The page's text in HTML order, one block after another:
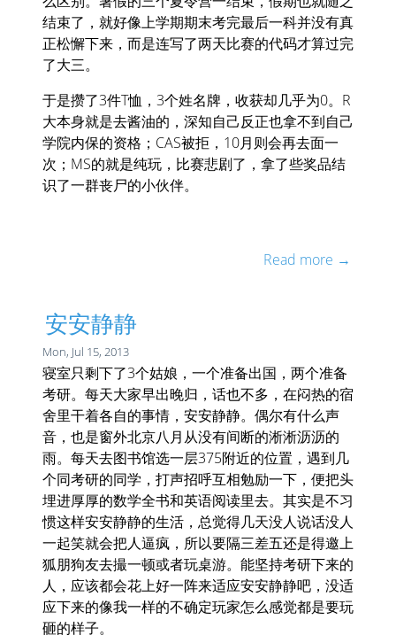
结束了，就好像上学期期末考完最后一科并没有真
正松懈下来，而是连写了两天比赛的代码才算过完
了大三。
于是攒了3件T恤，3个姓名牌，收获却几乎为0。R
大本身就是去酱油的，深知自己反正也拿不到自己
学院内保的资格；CAS被拒，10月则会再去面一
次；MS的就是纯玩，比赛悲剧了，拿了些奖品结
识了一群丧尸的小伙伴。
Read more →
安安静静
Mon, Jul 15, 2013
寝室只剩下了3个姑娘，一个准备出国，两个准备
考研。每天大家早出晚归，话也不多，在闷热的宿
舍里干着各自的事情，安安静静。偶尔有什么声
音，也是窗外北京八月从没有间断的淅淅沥沥的
雨。每天去图书馆选一层375附近的位置，遇到几
个同考研的同学，打声招呼互相勉励一下，便把头
埋进厚厚的数学全书和英语阅读里去。其实是不习
惯这样安安静静的生活，总觉得几天没人说话没人
一起笑就会把人逼疯，所以要隔三差五还是得邀上
狐朋狗友去撮一顿或者玩桌游。能坚持考研下来的
人，应该都会花上好一阵来适应安安静静吧，没适
应下来的像我一样的不确定玩家怎么感觉都是要玩
砸的样子。